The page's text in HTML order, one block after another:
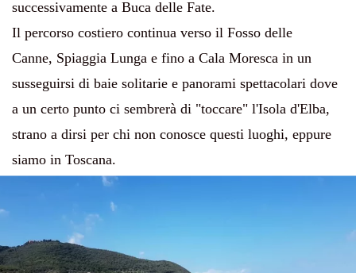
successivamente a Buca delle Fate.
Il percorso costiero continua verso il Fosso delle
Canne, Spiaggia Lunga e fino a Cala Moresca in un
susseguirsi di baie solitarie e panorami spettacolari dove
a un certo punto ci sembrerà di "toccare" l'Isola d'Elba,
strano a dirsi per chi non conosce questi luoghi, eppure
siamo in Toscana.